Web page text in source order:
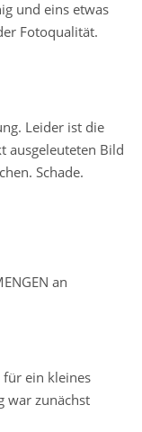
und eins etwas
Fotoqualität.
Leider ist die
ausgeleuteten Bild
Schade.
an
für ein kleines
war zunächst